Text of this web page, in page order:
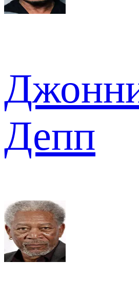
Депп